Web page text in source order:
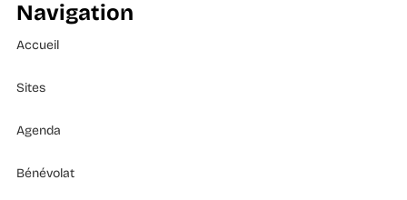
Navigation
Accueil
Sites
Agenda
Bénévolat